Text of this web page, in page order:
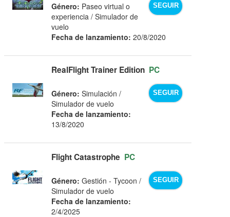
SEGUIR
Género: Paseo virtual o
experiencia / Simulador de
vuelo
Fecha de lanzamiento: 20/8/2020
RealFlight Trainer Edition PC
SEGUIR
Género: Simulación /
Simulador de vuelo
Fecha de lanzamiento:
13/8/2020
Flight Catastrophe PC
SEGUIR
Género: Gestión - Tycoon /
Simulador de vuelo
Fecha de lanzamiento:
2/4/2025